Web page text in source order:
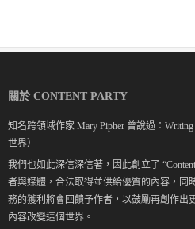
關於 CONTENT PARTY
知名跨領域作家 Mary Pipher 曾說過：Writing
世界）
我們也如此深信深信著，因此創立了
者與媒體，合法取得並供給優質的內容，同
務的獲利將會回饋予作者，以鼓勵再創作出
內容改變這個世界。